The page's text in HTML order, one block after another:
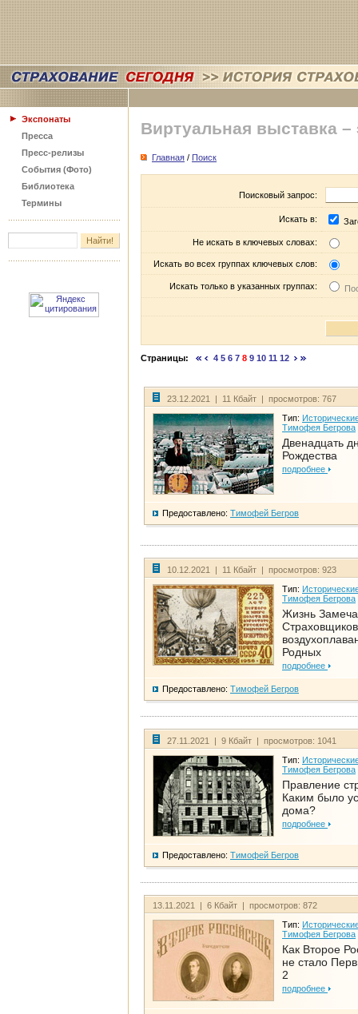
Экспонаты
Пресса
Пресс-релизы
События (Фото)
Библиотека
Термины
Виртуальная выставка –
Главная / Поиск
Поисковый запрос:
Искать в:
Не искать в ключевых словах:
Искать во всех группах ключевых слов:
Искать только в указанных группах:
Страницы: 4 5 6 7 8 9 10 11 12
23.12.2021 | 11 Кбайт | просмотров: 767
Тип:
Тимофея Бегрова
Двенадцать
Рождества
подробнее
Предоставлено: Тимофей Бегров
10.12.2021 | 11 Кбайт | просмотров: 923
Тип:
Тимофея Бегрова
Жизнь
Родных
подробнее
Предоставлено: Тимофей Бегров
27.11.2021 | 9 Кбайт | просмотров: 1041
Тип:
Тимофея Бегрова
Правление
Каким было
дома?
подробнее
Предоставлено: Тимофей Бегров
13.11.2021 | 6 Кбайт | просмотров: 872
Тип:
Тимофея Бегрова
Как Второе
не стало
2
подробнее